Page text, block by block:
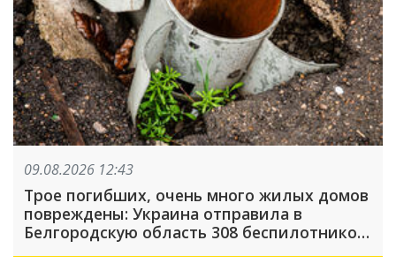
09.08.2026 12:43
Трое погибших, очень много жилых домов
повреждены: Украина отправила в
Белгородскую область 308 беспилотников,
атака была FPV-дронами, на людей